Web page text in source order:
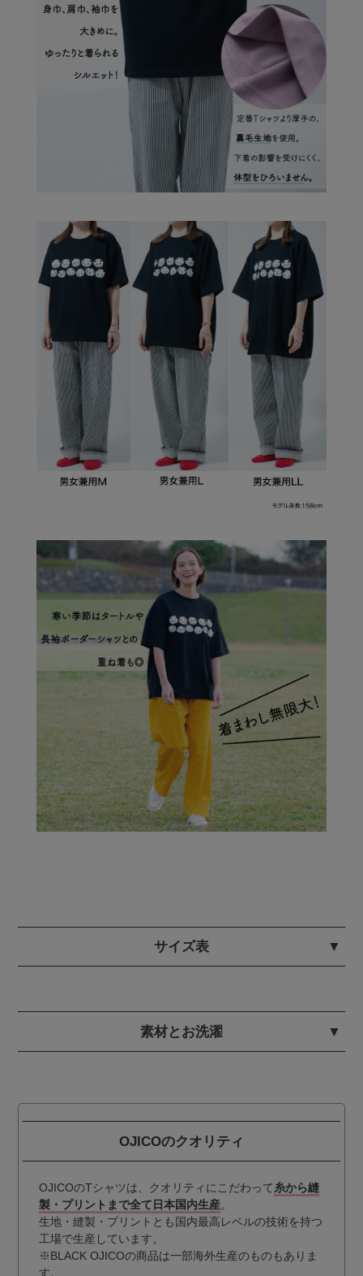
サイズ表
素材とお洗濯
OJICOのクオリティ
OJICOのTシャツは、クオリティにこだわって 糸から縫
製・プリントまで全て日本国内生産。
生地・縫製・プリントとも国内最高レベルの技術を持つ
工場で生産しています。
※BLACK OJICOの商品は一部海外生産のものもありま
す。